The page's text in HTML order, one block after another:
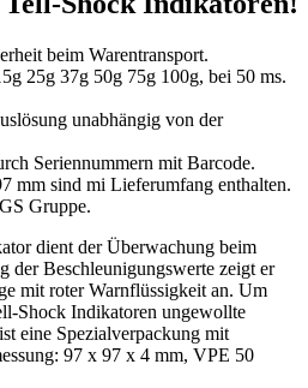
beim Warentransport.
25g 37g 50g 75g 100g, bei 50 ms.
unabhängig von der
Seriennummern mit Barcode.
mm sind mi Lieferumfang enthalten.
Gruppe.
dient der Überwachung beim
der Beschleunigungswerte zeigt er
mit roter Warnflüssigkeit an. Um
Shock Indikatoren ungewollte
eine Spezialverpackung mit
97 x 97 x 4 mm, VPE 50